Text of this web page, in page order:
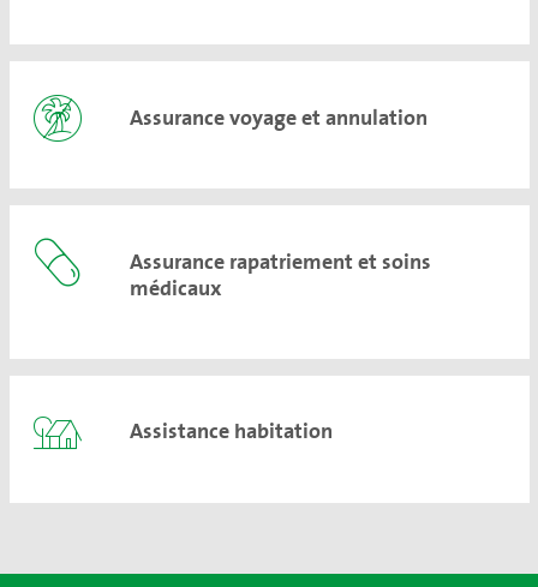
Assurance voyage et annulation
Assurance rapatriement et soins
médicaux
Assistance habitation